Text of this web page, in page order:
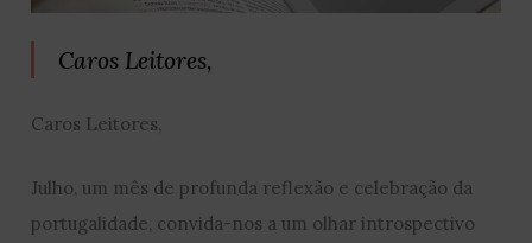
Caros Leitores,
Caros Leitores,
Julho, um mês de profunda reflexão e celebração da
portugalidade, convida-nos a um olhar introspectivo